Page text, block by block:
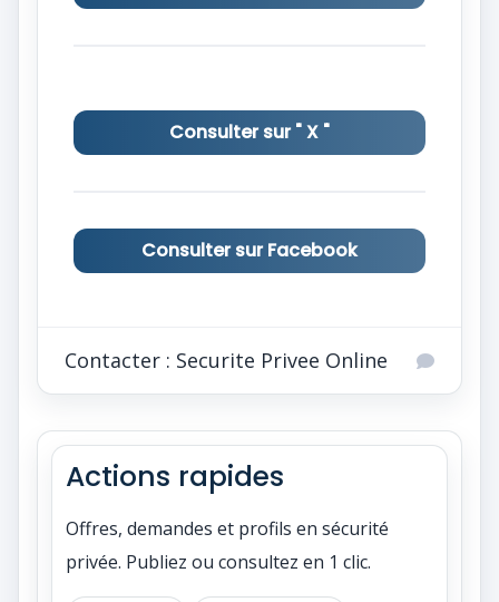
Consulter sur " X "
Consulter sur Facebook
Contacter : Securite Privee Online
Actions rapides
Offres, demandes et profils en sécurité
privée. Publiez ou consultez en 1 clic.